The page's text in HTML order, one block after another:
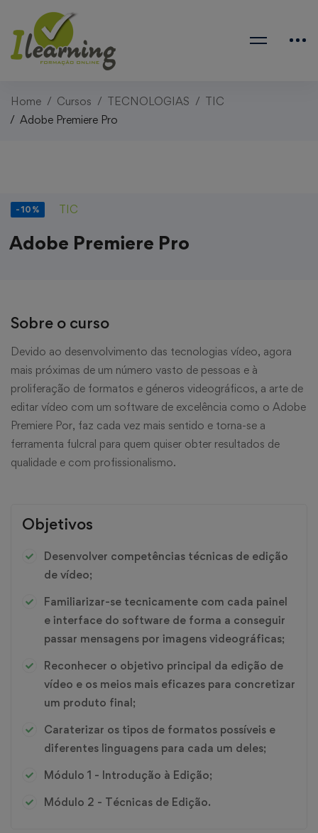
Home Cursos TECNOLOGIAS
TIC
Adobe Premiere Pro
-10% TIC
Adobe Premiere Pro
Sobre o curso
Devido ao desenvolvimento das tecnologias vídeo, agora
mais próximas de um número vasto de pessoas e à
proliferação de formatos e géneros videográficos, a arte de
editar vídeo com um software de excelência como o Adobe
Premiere Por, faz cada vez mais sentido e torna-se a
ferramenta fulcral para quem quiser obter resultados de
qualidade e com profissionalismo.
Objetivos
Desenvolver competências técnicas de edição
de vídeo;
Familiarizar-se tecnicamente com cada painel
e interface do software de forma a conseguir
passar mensagens por imagens videográficas;
Reconhecer o objetivo principal da edição de
vídeo e os meios mais eficazes para concretizar
um produto final;
Caraterizar os tipos de formatos possíveis e
diferentes linguagens para cada um deles;
Módulo 1 - Introdução à Edição;
Módulo 2 - Técnicas de Edição.